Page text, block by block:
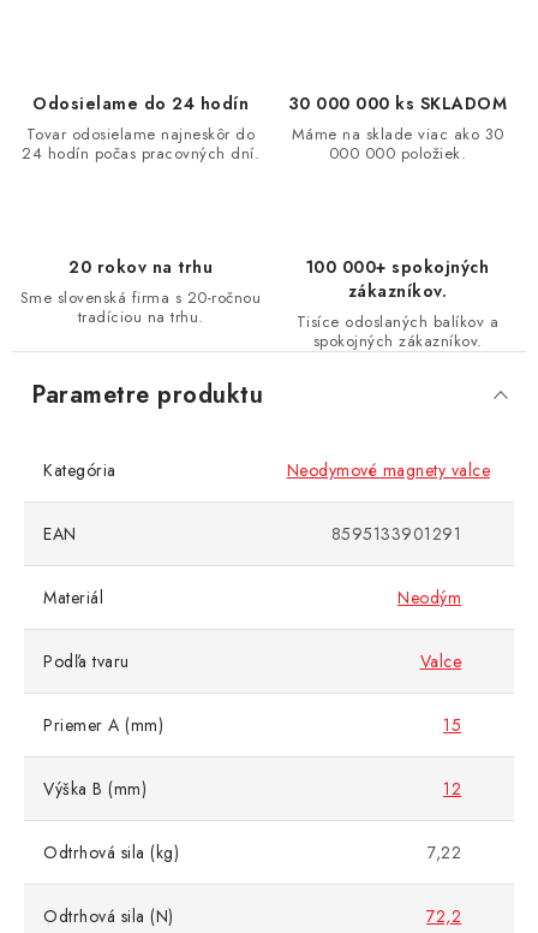
Odosielame do 24 hodín
Tovar odosielame najneskôr do
24 hodín počas pracovných dní.
30 000 000 ks SKLADOM
Máme na sklade viac ako 30
000 000 položiek.
20 rokov na trhu
Sme slovenská firma s 20-ročnou
tradíciou na trhu.
100 000+ spokojných
zákazníkov.
Tisíce odoslaných balíkov a
spokojných zákazníkov.
Parametre produktu
Kategória Neodymové magnety valce
EAN 8595133901291
Materiál Neodým
Podľa tvaru Valce
Priemer A (mm) 15
Výška B (mm) 12
Odtrhová sila (kg) 7,22
Odtrhová sila (N) 72,2